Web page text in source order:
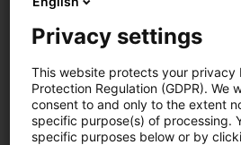
Privacy settings
This website protects your privacy
Protection Regulation (GDPR).
consent to and only to the extent
specific purpose(s) of processing.
specific purposes below or by